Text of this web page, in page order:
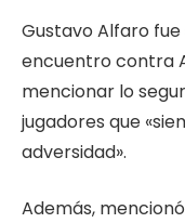
Gustavo Alfaro
encuentro contra
mencionar lo
jugadores que
adversidad».
Además,